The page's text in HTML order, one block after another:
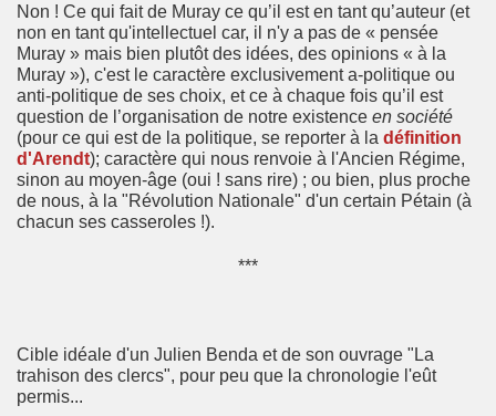
Non ! Ce qui fait de Muray ce qu’il est en tant qu’auteur (et
non en tant qu'intellectuel car, il n'y a pas de « pensée
Muray » mais bien plutôt des idées, des opinions « à la
Muray »), c'est le caractère exclusivement a-politique ou
anti-politique de ses choix, et ce à chaque fois qu’il est
question de l’organisation de notre existence en société
(pour ce qui est de la politique, se reporter à la définition
d'Arendt); caractère qui nous renvoie à l'Ancien Régime,
sinon au moyen-âge (oui ! sans rire) ; ou bien, plus proche
de nous, à la "Révolution Nationale" d'un certain Pétain (à
chacun ses casseroles !).
***
Cible idéale d'un Julien Benda et de son ouvrage "La
trahison des clercs", pour peu que la chronologie l'eût
permis...